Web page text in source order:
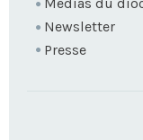
Newsletter
Presse